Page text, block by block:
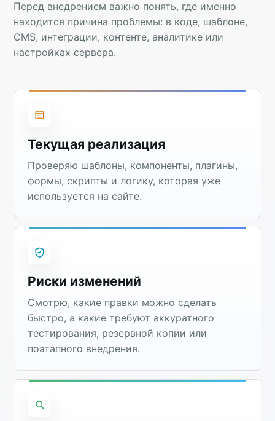
Перед внедрением важно понять, где именно
находится причина проблемы: в коде, шаблоне,
CMS, интеграции, контенте, аналитике или
настройках сервера.
Текущая реализация
Проверяю шаблоны, компоненты, плагины,
формы, скрипты и логику, которая уже
используется на сайте.
Риски изменений
Смотрю, какие правки можно сделать
быстро, а какие требуют аккуратного
тестирования, резервной копии или
поэтапного внедрения.